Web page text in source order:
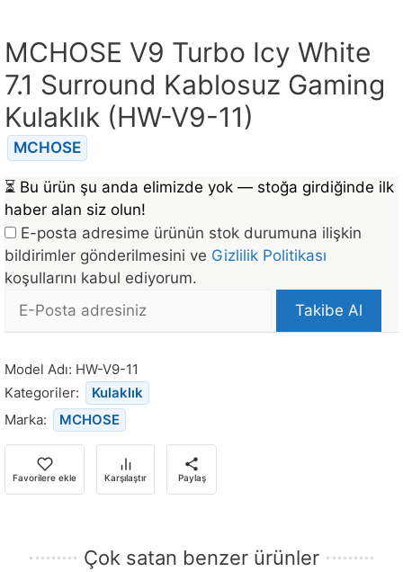
MCHOSE V9 Turbo Icy White
7.1 Surround Kablosuz Gaming
Kulaklık (HW-V9-11)
MCHOSE
⏳ Bu ürün şu anda elimizde yok — stoğa girdiğinde ilk
haber alan siz olun!
E-posta adresime ürünün stok durumuna ilişkin
bildirimler gönderilmesini ve Gizlilik Politikası
koşullarını kabul ediyorum.
Takibe Al
ürün
stoğa
döndüğünde
bildirim
almak
için
e-
Model Adı: HW-V9-11
Kategoriler:
Kulaklık
Marka:
MCHOSE
Favorilere ekle Karşılaştır Paylaş
Çok satan benzer ürünler